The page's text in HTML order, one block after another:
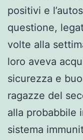
positivi e
questione,
volte alla
loro aveva
sicurezza e
ragazze del
alla probabbile
sistema